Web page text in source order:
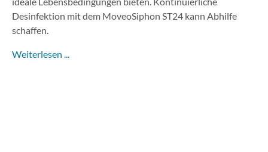
Desinfektion mit dem MoveoSiphon ST24 kann Abhilfe
schaffen.
Weiterlesen ...